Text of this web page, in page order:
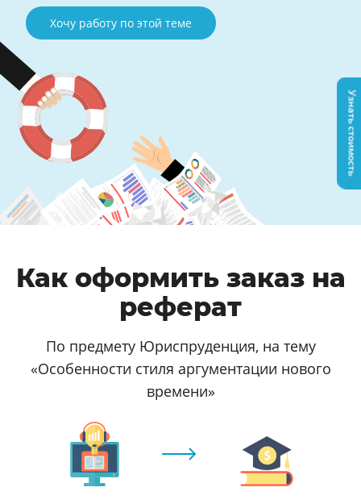
Хочу работу по этой теме
Как оформить заказ на
реферат
По предмету Юриспруденция, на тему
«Особенности стиля аргументации нового
времени»
Узнать стоимость